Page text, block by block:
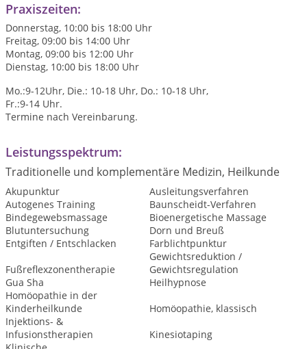
Praxiszeiten:
Donnerstag, 10:00 bis 18:00 Uhr
Freitag, 09:00 bis 14:00 Uhr
Montag, 09:00 bis 12:00 Uhr
Dienstag, 10:00 bis 18:00 Uhr
Mo.:9-12Uhr, Die.: 10-18 Uhr, Do.: 10-18 Uhr,
Fr.:9-14 Uhr.
Termine nach Vereinbarung.
Leistungsspektrum:
Traditionelle und komplementäre Medizin, Heilkunde
Akupunktur
Ausleitungsverfahren
Autogenes Training
Baunscheidt-Verfahren
Bindegewebsmassage
Bioenergetische Massage
Blutuntersuchung
Dorn und Breuß
Entgiften / Entschlacken
Farblichtpunktur
Fußreflexzonentherapie
Gewichtsreduktion /
Gewichtsregulation
Gua Sha
Heilhypnose
Homöopathie in der
Kinderheilkunde
Homöopathie, klassisch
Injektions- &
Infusionstherapien
Kinesiotaping